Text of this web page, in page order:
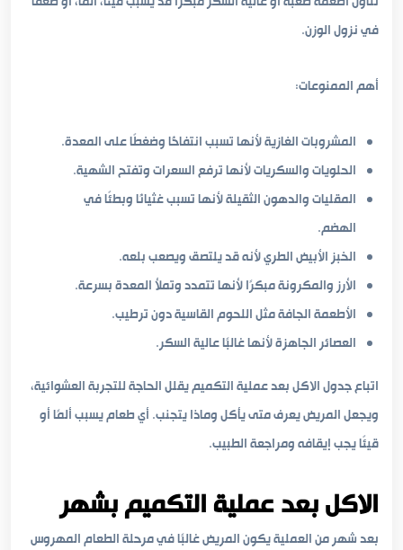
في نزول الوزن.
أهم الممنوعات:
المشروبات الغازية لأنها تسبب انتفاخًا وضغطًا على المعدة.
الحلويات والسكريات لأنها ترفع السعرات وتفتح الشهية.
المقليات والدهون الثقيلة لأنها تسبب غثيانًا وبطئًا في
الهضم.
الخبز الأبيض الطري لأنه قد يلتصق ويصعب بلعه.
الأرز والمكرونة مبكرًا لأنها تتمدد وتملأ المعدة بسرعة.
الأطعمة الجافة مثل اللحوم القاسية دون ترطيب.
العصائر الجاهزة لأنها غالبًا عالية السكر.
اتباع جدول الاكل بعد عملية التكميم يقلل الحاجة للتجربة العشوائية،
ويجعل المريض يعرف متى يأكل وماذا يتجنب. أي طعام يسبب ألمًا أو
قيئًا يجب إيقافه ومراجعة الطبيب.
الاكل بعد عملية التكميم بشهر
بعد شهر من العملية يكون المريض غالبًا في مرحلة الطعام المهروس